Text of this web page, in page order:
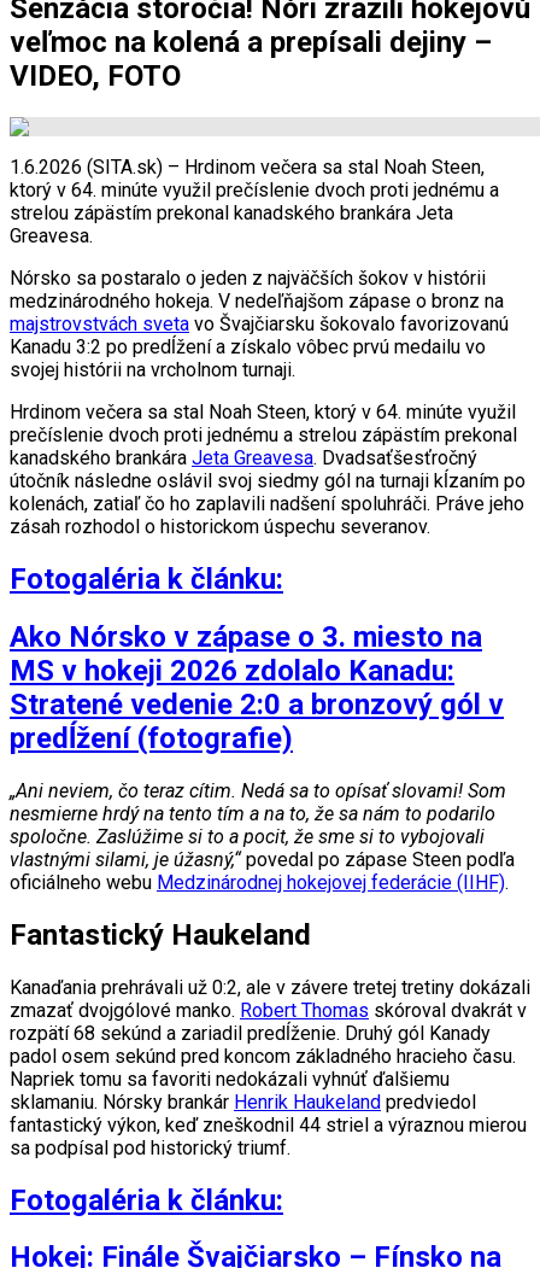
Senzácia storočia! Nóri zrazili hokejovú
veľmoc na kolená a prepísali dejiny –
VIDEO, FOTO
1.6.2026 (SITA.sk) – Hrdinom večera sa stal Noah Steen,
ktorý v 64. minúte využil prečíslenie dvoch proti jednému a
strelou zápästím prekonal kanadského brankára Jeta
Greavesa.
Nórsko sa postaralo o jeden z najväčších šokov v histórii
medzinárodného hokeja. V nedeľňajšom zápase o bronz na
majstrovstvách sveta vo Švajčiarsku šokovalo favorizovanú
Kanadu 3:2 po predĺžení a získalo vôbec prvú medailu vo
svojej histórii na vrcholnom turnaji.
Hrdinom večera sa stal Noah Steen, ktorý v 64. minúte využil
prečíslenie dvoch proti jednému a strelou zápästím prekonal
kanadského brankáraJeta Greavesa. Dvadsaťšesťročný
útočník následne oslávil svoj siedmy gól na turnaji kĺzaním po
kolenách, zatiaľ čo ho zaplavili nadšení spoluhráči. Práve jeho
zásah rozhodol o historickom úspechu severanov.
Fotogaléria k článku:
Ako Nórsko v zápase o 3. miesto na
MS v hokeji 2026 zdolalo Kanadu:
Stratené vedenie 2:0 a bronzový gól v
predĺžení (fotografie)
„Ani neviem, čo teraz cítim. Nedá sa to opísať slovami! Som
nesmierne hrdý na tento tím a na to, že sa nám to podarilo
spoločne. Zaslúžime si to a pocit, že sme si to vybojovali
vlastnými silami, je úžasný,“ povedal po zápase Steen podľa
oficiálneho webu Medzinárodnej hokejovej federácie (IIHF).
Fantastický Haukeland
Kanaďania prehrávali už 0:2, ale v závere tretej tretiny dokázali
zmazať dvojgólové manko.Robert Thomas skóroval dvakrát v
rozpätí 68 sekúnd a zariadil predĺženie. Druhý gól Kanady
padol osem sekúnd pred koncom základného hracieho času.
Napriek tomu sa favoriti nedokázali vyhnúť ďalšiemu
sklamaniu. Nórsky brankár Henrik Haukeland predviedol
fantastický výkon, keď zneškodnil 44 striel a výraznou mierou
sa podpísal pod historický triumf.
Fotogaléria k článku: